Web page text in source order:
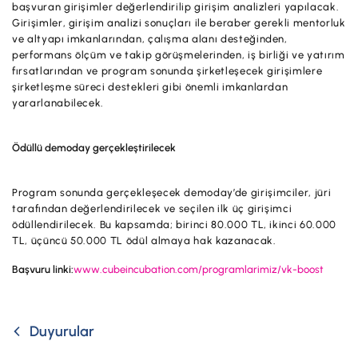
başvuran girişimler değerlendirilip girişim analizleri yapılacak.
Girişimler, girişim analizi sonuçları ile beraber gerekli mentorluk
ve altyapı imkanlarından, çalışma alanı desteğinden,
performans ölçüm ve takip görüşmelerinden, iş birliği ve yatırım
fırsatlarından ve program sonunda şirketleşecek girişimlere
şirketleşme süreci destekleri gibi önemli imkanlardan
yararlanabilecek.
Ödüllü demoday gerçekleştirilecek
Program sonunda gerçekleşecek demoday’de girişimciler, jüri
tarafından değerlendirilecek ve seçilen ilk üç girişimci
ödüllendirilecek. Bu kapsamda; birinci 80.000 TL, ikinci 60.000
TL, üçüncü 50.000 TL ödül almaya hak kazanacak.
Başvuru linki:www.cubeincubation.com/programlarimiz/vk-boost
Duyurular